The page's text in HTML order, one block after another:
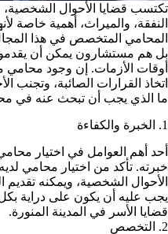
تكتسب قضايا الأحوال الشخصية،
النفقة، والميراث، أهمية خاصة
المحامي المتخصص في هذا
بل هم مستشارون يمكن أن
أوقات الأزمات. إن وجود
اتخاذ القرارات الصائبة، وتجنب
ما الذي يجب أن تبحث عنه في
1. الخبرة والكفاءة
أحد أهم العوامل في اختيار
خبرته. تأكد من اختيار محامي
الأحوال الشخصية، ويمكنه تقديم
يجب عليه أن يكون على دراية بكل
قضايا الأسر في المدينة المنورة.
2. التخصص